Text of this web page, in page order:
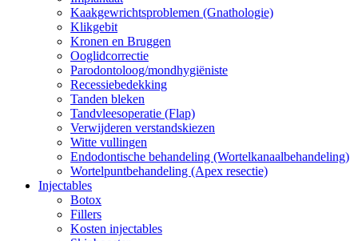
Kaakgewrichtsproblemen (Gnathologie)
Klikgebit
Kronen en Bruggen
Ooglidcorrectie
Parodontoloog/mondhygiëniste
Recessiebedekking
Tanden bleken
Tandvleesoperatie (Flap)
Verwijderen verstandskiezen
Witte vullingen
Endodontische behandeling (Wortelkanaalbehandeling)
Wortelpuntbehandeling (Apex resectie)
Injectables
Botox
Fillers
Kosten injectables